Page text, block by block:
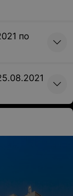
по